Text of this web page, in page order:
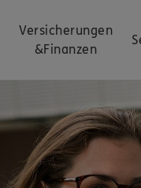
Versicherungen
&Finanzen